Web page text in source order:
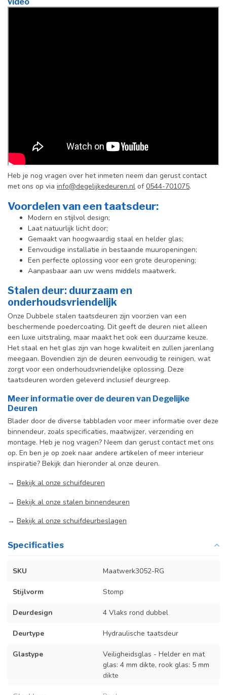
Heb je nog vragen over het inmeten neem dan gerust contact
met ons op via info@degelijkedeuren.nl of0544-701075.
Voordelen van een taatsdeur:
Modern en stijlvol design;
Laat natuurlijk licht door;
Gemaakt van hoogwaardig staal en helder glas;
Eenvoudige installatie in bestaande muuropeningen;
Een perfecte oplossing voor een grote deuropening;
Aanpasbaar aan uw wens middels maatwerk.
Stalen deur: duurzaam en
onderhoudsvriendelijk
Onze Dubbele stalen taatsdeuren zijn voorzien van een
beschermende poedercoating. Dit geeft de deuren niet alleen
een luxe uitstraling, maar maakt het ook een duurzame keuze.
Het staal en het glas zijn van hoge kwaliteit en zullen jarenlang
meegaan. Bovendien zijn de deuren eenvoudig te reinigen, wat
zorgt voor een onderhoudsvriendelijke oplossing. Deze
taatsdeuren worden geleverd inclusief deurgreep.
Meer informatie over de deuren van Degelijke
Deuren
Blader door de diverse tabbladen voor meer informatie over deze
binnendeur, zoals specificaties, maatwijzer, verzending en
montage. Heb je nog vragen? Neem dan gerust contact met ons
op. En ben je op zoek naar andere artikelen of meer interieur
inspiratie? Bekijk dan hieronder al onze deuren.
→ Bekijk al onze schuifdeuren
→ Bekijk al onze stalen binnendeuren
→ Bekijk al onze schuifdeurbeslagen
Specificaties
SKU Maatwerk3052-RG
Stijlvorm Stomp
Deurdesign 4 Vlaks rond dubbel
Deurtype Hydraulische taatsdeur
Glastype
Veiligheidsglas - Helder en mat
glas: 4 mm dikte, rook glas: 5 mm
dikte